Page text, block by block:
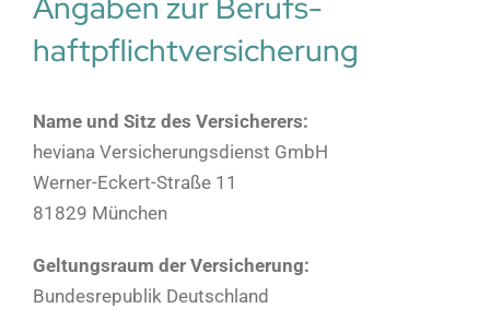
haftpflicht­versicherung
Name und Sitz des Versicherers:
heviana Versicherungsdienst GmbH
Werner-Eckert-Straße 11
81829 München
Geltungsraum der Versicherung:
Bundesrepublik Deutschland